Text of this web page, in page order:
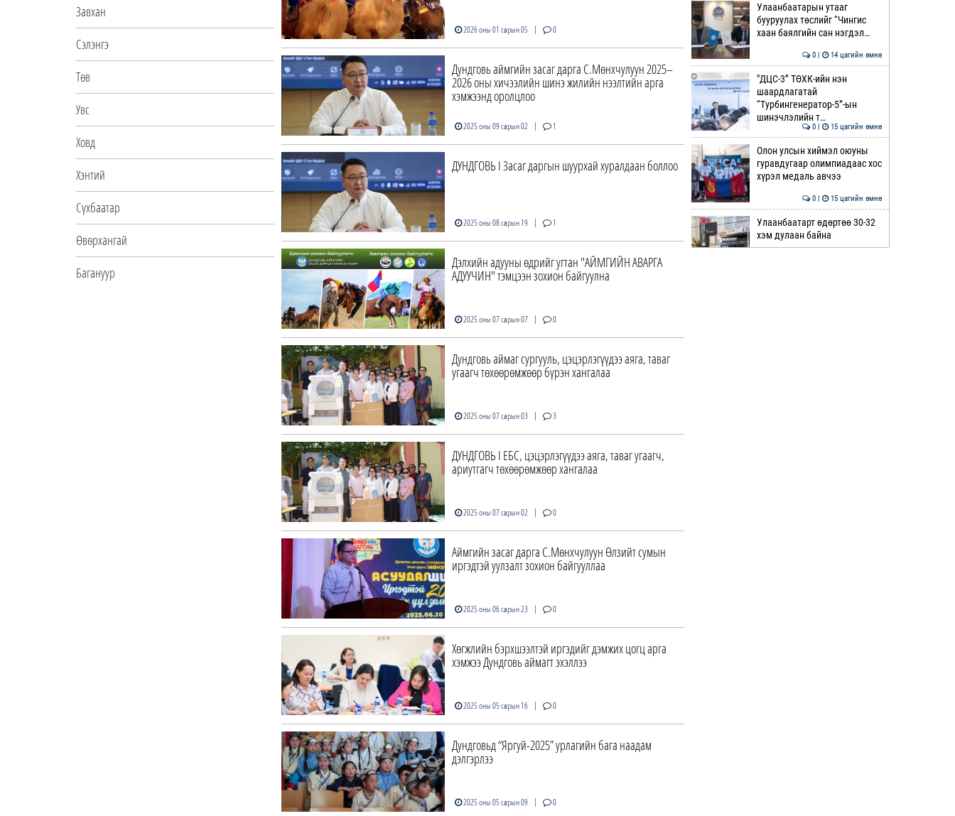
Завхан
Сэлэнгэ
Төв
Увс
Ховд
Хэнтий
Сүхбаатар
Өвөрхангай
Багануур
2026 оны 01 сарын 05 | 0
Дундговь аймгийн засаг дарга С.Мөнхчулуун 2025–
2026 оны хичээлийн шинэ жилийн нээлтийн арга
хэмжээнд оролцлоо
2025 оны 09 сарын 02 | 1
ДУНДГОВЬ I Засаг даргын шуурхай хуралдаан боллоо
2025 оны 08 сарын 19 | 1
Дэлхийн адууны өдрийг угтан "АЙМГИЙН АВАРГА
АДУУЧИН" тэмцээн зохион байгуулна
2025 оны 07 сарын 07 | 0
Дундговь аймаг сургууль, цэцэрлэгүүдээ аяга, таваг
угаагч төхөөрөмжөөр бүрэн хангалаа
2025 оны 07 сарын 03 | 3
ДУНДГОВЬ I ЕБС, цэцэрлэгүүдээ аяга, таваг угаагч,
ариутгагч төхөөрөмжөөр хангалаа
2025 оны 07 сарын 02 | 0
Аймгийн засаг дарга С.Мөнхчулуун Өлзийт сумын
иргэдтэй уулзалт зохион байгууллаа
2025 оны 06 сарын 23 | 0
Хөгжлийн бэрхшээлтэй иргэдийг дэмжих цогц арга
хэмжээ Дундговь аймагт эхэллээ
2025 оны 05 сарын 16 | 0
Дундговьд “Яргуй-2025” урлагийн бага наадам
дэлгэрлээ
2025 оны 05 сарын 09 | 0
Улаанбаатарын утааг
бууруулах төслийг “Чингис
хаан баялгийн сан нэгдэл…
0 | 14 цагийн өмнө
"ДЦС-3” ТӨХК-ийн нэн
шаардлагатай
“Турбингенератор-5”-ын
шинэчлэлийн т…
0 | 15 цагийн өмнө
Олон улсын хиймэл оюуны
гуравдугаар олимпиадаас хос
хүрэл медаль авчээ
0 | 15 цагийн өмнө
Улаанбаатарт өдөртөө 30-32
хэм дулаан байна